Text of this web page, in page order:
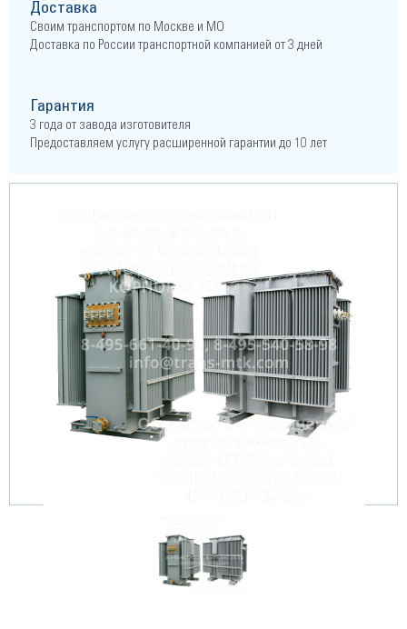
Доставка
Своим транспортом по Москве и МО
Доставка по России транспортной компанией от 3 дней
Гарантия
3 года от завода изготовителя
Предоставляем услугу расширенной гарантии до 10 лет